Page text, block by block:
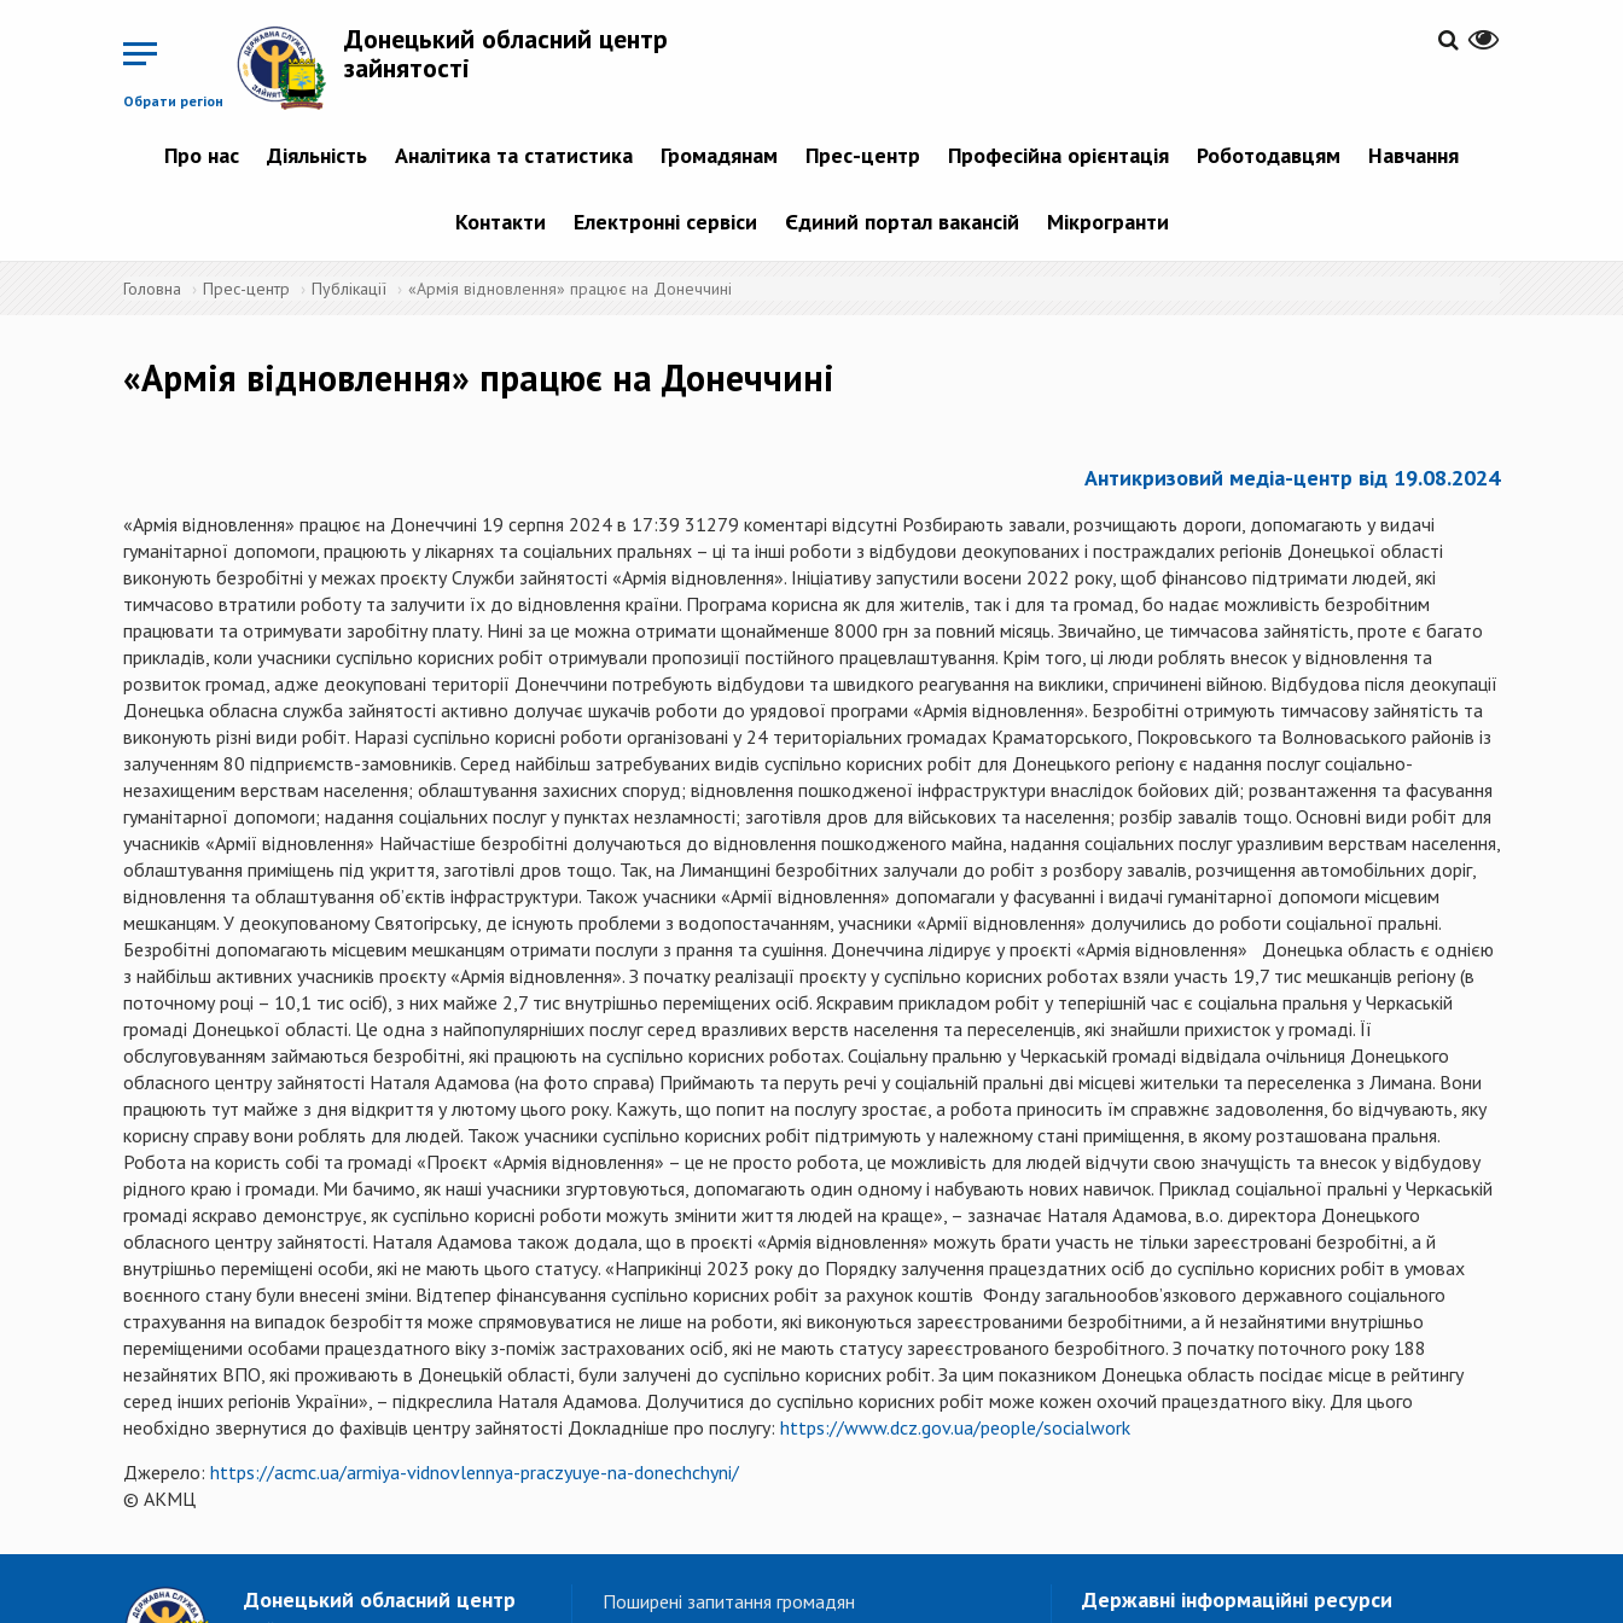
Обрати регіон
Донецький обласний центр
зайнятості
Про нас Діяльність Аналітика та статистика Громадянам Прес-центр Професійна орієнтація Роботодавцям Навчання
Контакти Електронні сервіси Єдиний портал вакансій Мікрогранти
Головна Прес-центр Публікації «Армія відновлення» працює на Донеччині
«Армія відновлення» працює на Донеччині
Антикризовий медіа-центр від 19.08.2024
«Армія відновлення» працює на Донеччині 19 серпня 2024 в 17:39 31279 коментарі відсутні Розбирають завали, розчищають дороги, допомагають у видачі
гуманітарної допомоги, працюють у лікарнях та соціальних пральнях – ці та інші роботи з відбудови деокупованих і постраждалих регіонів Донецької області
виконують безробітні у межах проєкту Служби зайнятості «Армія відновлення». Ініціативу запустили восени 2022 року, щоб фінансово підтримати людей, які
тимчасово втратили роботу та залучити їх до відновлення країни. Програма корисна як для жителів, так і для та громад, бо надає можливість безробітним
працювати та отримувати заробітну плату. Нині за це можна отримати щонайменше 8000 грн за повний місяць. Звичайно, це тимчасова зайнятість, проте є багато
прикладів, коли учасники суспільно корисних робіт отримували пропозиції постійного працевлаштування. Крім того, ці люди роблять внесок у відновлення та
розвиток громад, адже деокуповані території Донеччини потребують відбудови та швидкого реагування на виклики, спричинені війною. Відбудова після деокупації
Донецька обласна служба зайнятості активно долучає шукачів роботи до урядової програми «Армія відновлення». Безробітні отримують тимчасову зайнятість та
виконують різні види робіт. Наразі суспільно корисні роботи організовані у 24 територіальних громадах Краматорського, Покровського та Волноваського районів із
залученням 80 підприємств-замовників. Серед найбільш затребуваних видів суспільно корисних робіт для Донецького регіону є надання послуг соціально-
незахищеним верствам населення; облаштування захисних споруд; відновлення пошкодженої інфраструктури внаслідок бойових дій; розвантаження та фасування
гуманітарної допомоги; надання соціальних послуг у пунктах незламності; заготівля дров для військових та населення; розбір завалів тощо. Основні види робіт для
учасників «Армії відновлення» Найчастіше безробітні долучаються до відновлення пошкодженого майна, надання соціальних послуг уразливим верствам населення,
облаштування приміщень під укриття, заготівлі дров тощо. Так, на Лиманщині безробітних залучали до робіт з розбору завалів, розчищення автомобільних доріг,
відновлення та облаштування об’єктів інфраструктури. Також учасники «Армії відновлення» допомагали у фасуванні і видачі гуманітарної допомоги місцевим
мешканцям. У деокупованому Святогірську, де існують проблеми з водопостачанням, учасники «Армії відновлення» долучились до роботи соціальної пральні.
Безробітні допомагають місцевим мешканцям отримати послуги з прання та сушіння. Донеччина лідирує у проєкті «Армія відновлення» Донецька область є однією
з найбільш активних учасників проєкту «Армія відновлення». З початку реалізації проєкту у суспільно корисних роботах взяли участь 19,7 тис мешканців регіону (в
поточному році – 10,1 тис осіб), з них майже 2,7 тис внутрішньо переміщених осіб. Яскравим прикладом робіт у теперішній час є соціальна пральня у Черкаській
громаді Донецької області. Це одна з найпопулярніших послуг серед вразливих верств населення та переселенців, які знайшли прихисток у громаді. Її
обслуговуванням займаються безробітні, які працюють на суспільно корисних роботах. Соціальну пральню у Черкаській громаді відвідала очільниця Донецького
обласного центру зайнятості Наталя Адамова (на фото справа) Приймають та перуть речі у соціальній пральні дві місцеві жительки та переселенка з Лимана. Вони
працюють тут майже з дня відкриття у лютому цього року. Кажуть, що попит на послугу зростає, а робота приносить їм справжнє задоволення, бо відчувають, яку
корисну справу вони роблять для людей. Також учасники суспільно корисних робіт підтримують у належному стані приміщення, в якому розташована пральня.
Робота на користь собі та громаді «Проєкт «Армія відновлення» – це не просто робота, це можливість для людей відчути свою значущість та внесок у відбудову
рідного краю і громади. Ми бачимо, як наші учасники згуртовуються, допомагають один одному і набувають нових навичок. Приклад соціальної пральні у Черкаській
громаді яскраво демонструє, як суспільно корисні роботи можуть змінити життя людей на краще», – зазначає Наталя Адамова, в.о. директора Донецького
обласного центру зайнятості. Наталя Адамова також додала, що в проєкті «Армія відновлення» можуть брати участь не тільки зареєстровані безробітні, а й
внутрішньо переміщені особи, які не мають цього статусу. «Наприкінці 2023 року до Порядку залучення працездатних осіб до суспільно корисних робіт в умовах
воєнного стану були внесені зміни. Відтепер фінансування суспільно корисних робіт за рахунок коштів Фонду загальнообов’язкового державного соціального
страхування на випадок безробіття може спрямовуватися не лише на роботи, які виконуються зареєстрованими безробітними, а й незайнятими внутрішньо
переміщеними особами працездатного віку з-поміж застрахованих осіб, які не мають статусу зареєстрованого безробітного. З початку поточного року 188
незайнятих ВПО, які проживають в Донецькій області, були залучені до суспільно корисних робіт. За цим показником Донецька область посідає місце в рейтингу
серед інших регіонів України», – підкреслила Наталя Адамова. Долучитися до суспільно корисних робіт може кожен охочий працездатного віку. Для цього
необхідно звернутися до фахівців центру зайнятості Докладніше про послугу: https://www.dcz.gov.ua/people/socialwork
Джерело: https://acmc.ua/armiya-vidnovlennya-praczyuye-na-donechchyni/
© АКМЦ
Донецький обласний центр
Поширені запитання громадян
Державні інформаційні ресурси